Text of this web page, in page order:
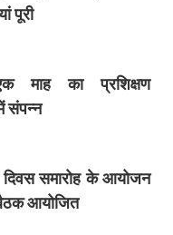
पूरी
माह का प्रशिक्षण
संपन्न
दिवस समारोह के आयोजन
आयोजित